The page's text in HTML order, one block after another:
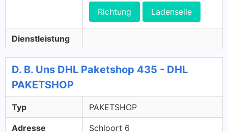
Richtung Ladenseile
Dienstleistung
D. B. Uns DHL Paketshop 435 - DHL
PAKETSHOP
Typ PAKETSHOP
Adresse
Schloort 6